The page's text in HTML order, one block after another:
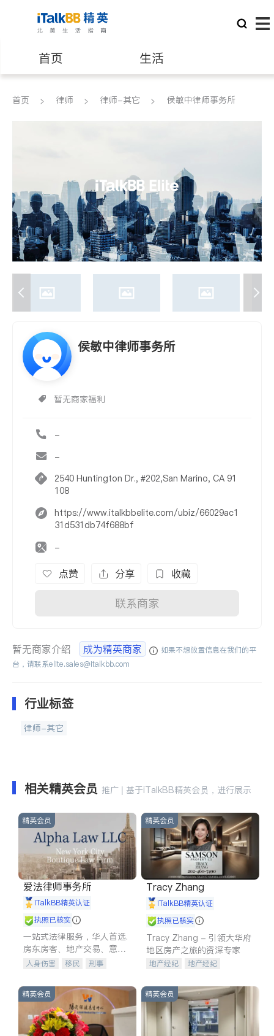
首页 生活
医生 律师
养老 非盈利组织
首页 律师 律师-其它 侯敏中律师事务所
侯敏中律师事务所
暂无商家福利
-
-
2540 Huntington Dr., #202,San Marino, CA 91
108
https://www.italkbbelite.com/ubiz/66029ac1
31d531db74f688bf
-
点赞 分享 收藏
联系商家
暂无商家介绍 成为精英商家
如果不想放置信息在我们的平
台，请联系elite.sales@italkbb.com
行业标签
律师-其它
相关精英会员 推广 | 基于iTalkBB精英会员，进行展示
精英会员
爱法律师事务所
iTalkBB精英认证
执照已核实
一站式法律服务，华人首选.
房东房客、地产交易、意外
伤害、车祸重伤、商业诉
建筑合同、刑事案件全包办
人身伤害 移民
刑事
信托/遗嘱
商业
商标注册
律师-其它 保释
精英会员
Tracy Zhang
iTalkBB精英认证
执照已核实
Tracy Zhang - 引领大华府
地区房产之旅的资深专家
地产经纪
地产经纪
商铺租售
开发商建商
精英会员 精英会员